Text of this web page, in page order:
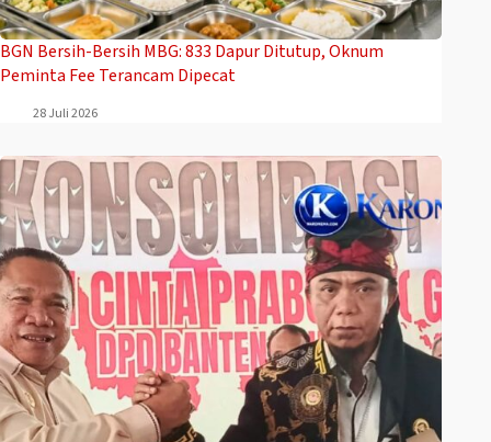
BGN Bersih-Bersih MBG: 833 Dapur Ditutup, Oknum
Peminta Fee Terancam Dipecat
28 Juli 2026